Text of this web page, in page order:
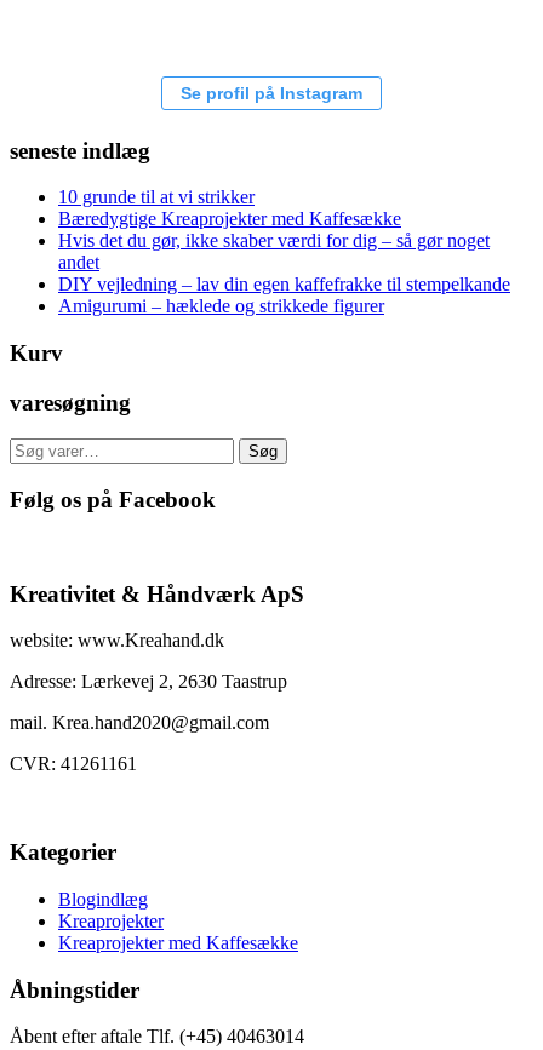
Se profil på Instagram
seneste indlæg
10 grunde til at vi strikker
Bæredygtige Kreaprojekter med Kaffesække
Hvis det du gør, ikke skaber værdi for dig – så gør noget
andet
DIY vejledning – lav din egen kaffefrakke til stempelkande
Amigurumi – hæklede og strikkede figurer
Kurv
varesøgning
Søg
efter:
Søg
Følg os på Facebook
Kreativitet & Håndværk ApS
website: www.Kreahand.dk
Adresse: Lærkevej 2, 2630 Taastrup
mail. Krea.hand2020@gmail.com
CVR: 41261161
Kategorier
Blogindlæg
Kreaprojekter
Kreaprojekter med Kaffesække
Åbningstider
Åbent efter aftale Tlf. (+45) 40463014